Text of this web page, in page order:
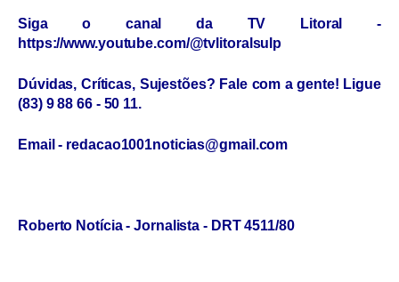
Siga o canal da TV Litoral -
https://www.youtube.com/@tvlitoralsulp
Dúvidas, Críticas, Sujestões? Fale com a gente! Ligue
(83) 9 88 66 - 50 11.
Email - redacao1001noticias@gmail.com
Roberto Notícia - Jornalista - DRT 4511/80